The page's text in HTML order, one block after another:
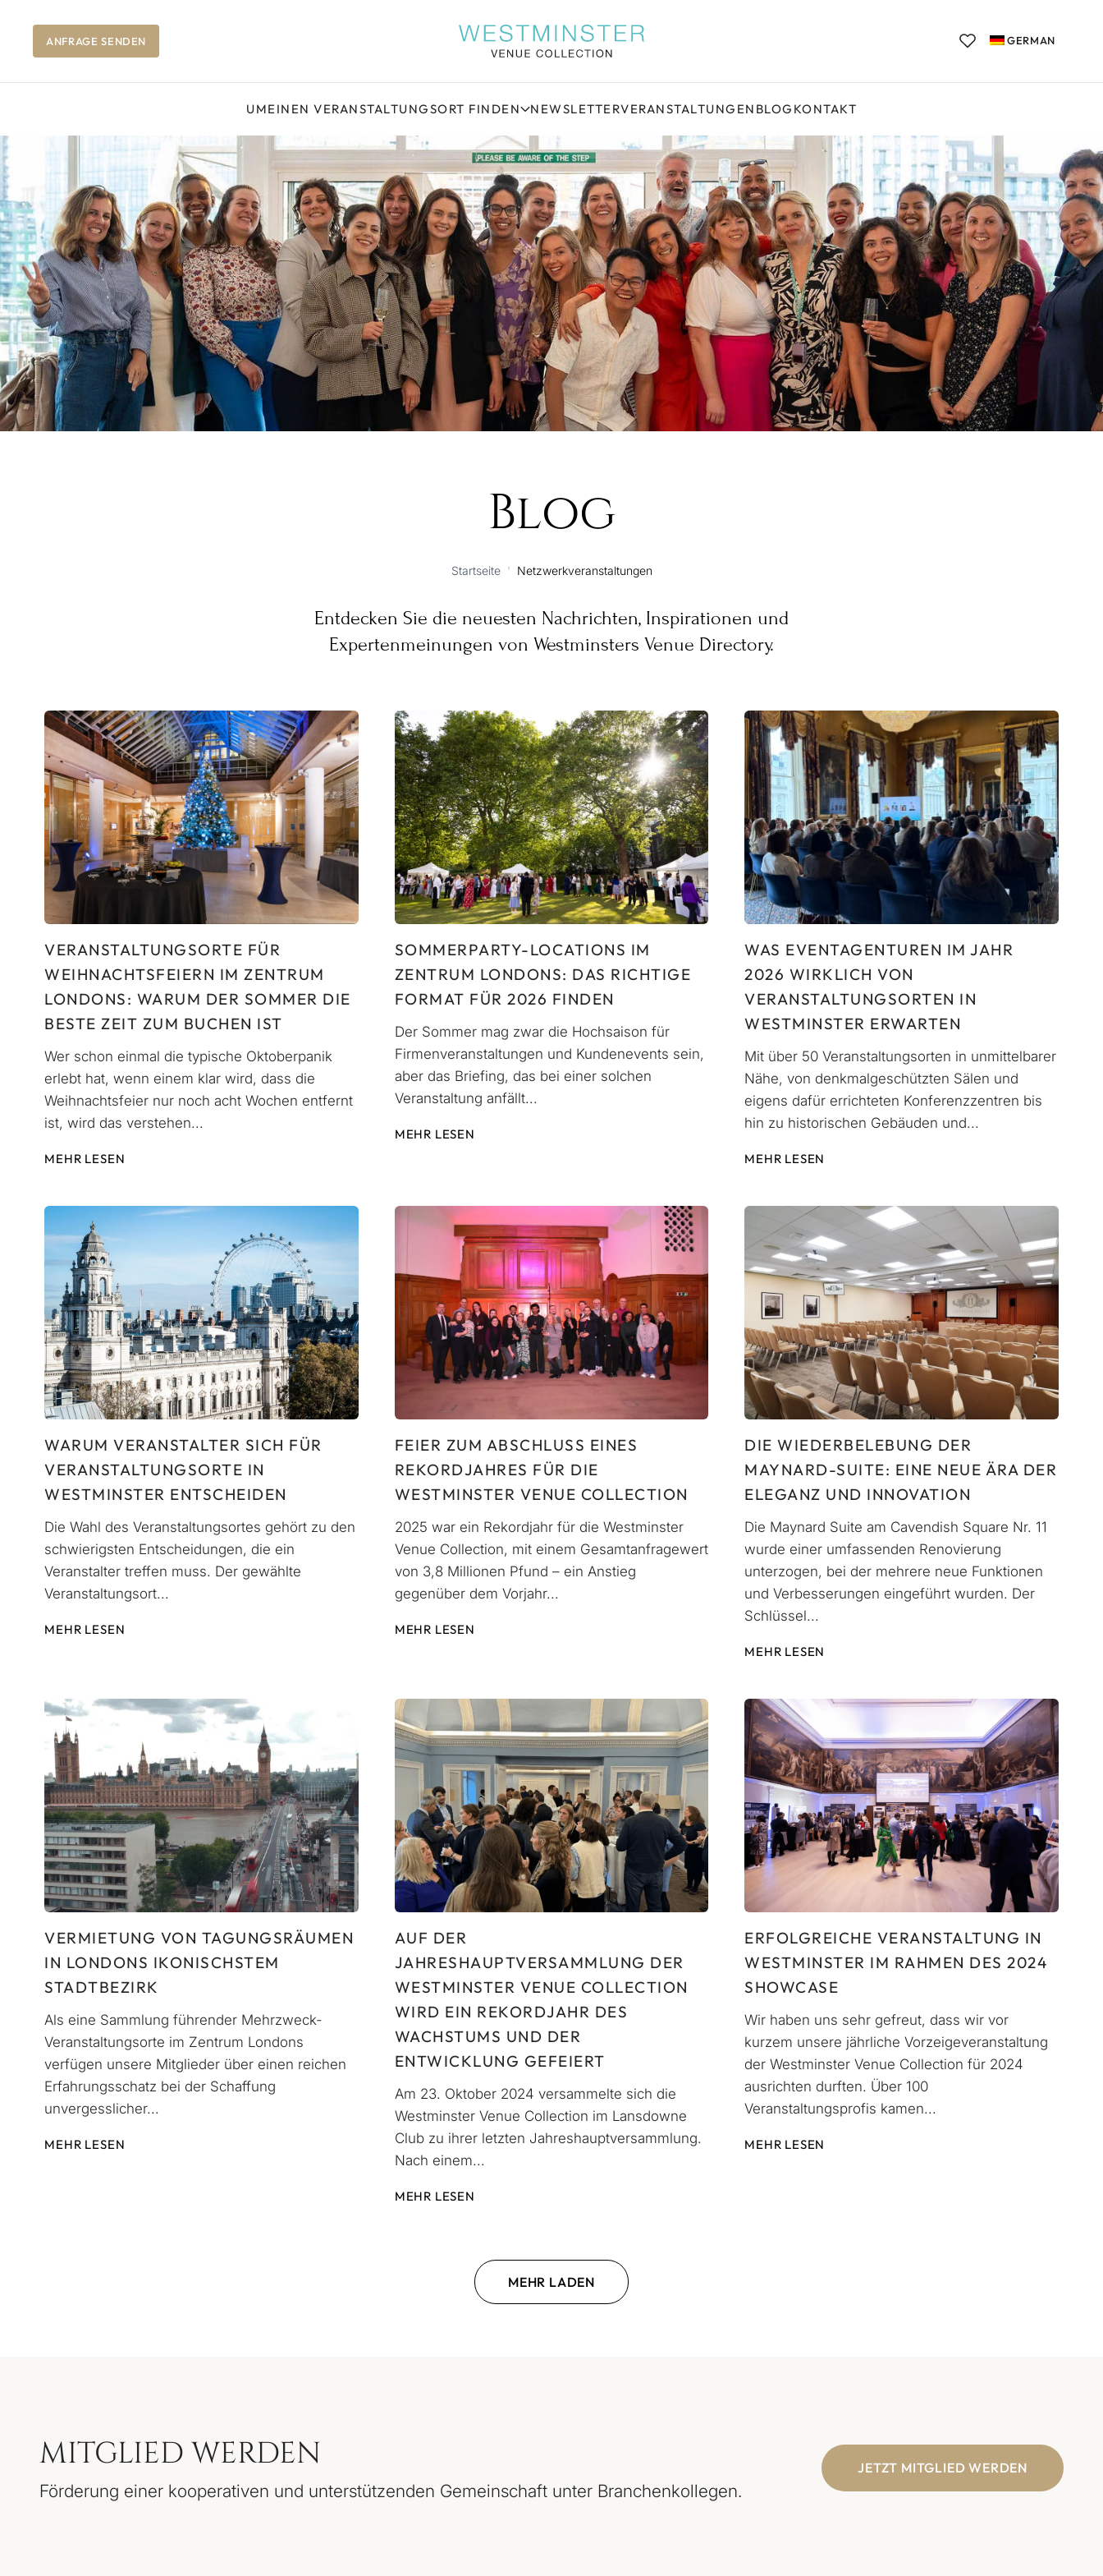
ANFRAGE SENDEN GERMAN
UMEINEN VERANSTALTUNGSORT FINDEN NEWSLETTERVERANSTALTUNGEN BLOG KONTAKT
Blog
Startseite ' Netzwerkveranstaltungen
Entdecken Sie die neuesten Nachrichten, Inspirationen und
Expertenmeinungen von Westminsters Venue Directory.
VERANSTALTUNGSORTE FÜR
WEIHNACHTSFEIERN IM ZENTRUM
LONDONS: WARUM DER SOMMER DIE
BESTE ZEIT ZUM BUCHEN IST
Wer schon einmal die typische Oktoberpanik
erlebt hat, wenn einem klar wird, dass die
Weihnachtsfeier nur noch acht Wochen entfernt
ist, wird das verstehen...
MEHR LESEN
SOMMERPARTY-LOCATIONS IM
ZENTRUM LONDONS: DAS RICHTIGE
FORMAT FÜR 2026 FINDEN
Der Sommer mag zwar die Hochsaison für
Firmenveranstaltungen und Kundenevents sein,
aber das Briefing, das bei einer solchen
Veranstaltung anfällt...
MEHR LESEN
WAS EVENTAGENTUREN IM JAHR
2026 WIRKLICH VON
VERANSTALTUNGSORTEN IN
WESTMINSTER ERWARTEN
Mit über 50 Veranstaltungsorten in unmittelbarer
Nähe, von denkmalgeschützten Sälen und
eigens dafür errichteten Konferenzzentren bis
hin zu historischen Gebäuden und...
MEHR LESEN
WARUM VERANSTALTER SICH FÜR
VERANSTALTUNGSORTE IN
WESTMINSTER ENTSCHEIDEN
Die Wahl des Veranstaltungsortes gehört zu den
schwierigsten Entscheidungen, die ein
Veranstalter treffen muss. Der gewählte
Veranstaltungsort...
MEHR LESEN
FEIER ZUM ABSCHLUSS EINES
REKORDJAHRES FÜR DIE
WESTMINSTER VENUE COLLECTION
2025 war ein Rekordjahr für die Westminster
Venue Collection, mit einem Gesamtanfragewert
von 3,8 Millionen Pfund – ein Anstieg
gegenüber dem Vorjahr...
MEHR LESEN
DIE WIEDERBELEBUNG DER
MAYNARD-SUITE: EINE NEUE ÄRA DER
ELEGANZ UND INNOVATION
Die Maynard Suite am Cavendish Square Nr. 11
wurde einer umfassenden Renovierung
unterzogen, bei der mehrere neue Funktionen
und Verbesserungen eingeführt wurden. Der
Schlüssel...
MEHR LESEN
VERMIETUNG VON TAGUNGSRÄUMEN
IN LONDONS IKONISCHSTEM
STADTBEZIRK
Als eine Sammlung führender Mehrzweck-
Veranstaltungsorte im Zentrum Londons
verfügen unsere Mitglieder über einen reichen
Erfahrungsschatz bei der Schaffung
unvergesslicher...
MEHR LESEN
AUF DER
JAHRESHAUPTVERSAMMLUNG DER
WESTMINSTER VENUE COLLECTION
WIRD EIN REKORDJAHR DES
WACHSTUMS UND DER
ENTWICKLUNG GEFEIERT
Am 23. Oktober 2024 versammelte sich die
Westminster Venue Collection im Lansdowne
Club zu ihrer letzten Jahreshauptversammlung.
Nach einem...
MEHR LESEN
ERFOLGREICHE VERANSTALTUNG IN
WESTMINSTER IM RAHMEN DES 2024
SHOWCASE
Wir haben uns sehr gefreut, dass wir vor
kurzem unsere jährliche Vorzeigeveranstaltung
der Westminster Venue Collection für 2024
ausrichten durften. Über 100
Veranstaltungsprofis kamen...
MEHR LESEN
MEHR LADEN
MITGLIED WERDEN
Förderung einer kooperativen und unterstützenden Gemeinschaft unter Branchenkollegen.
JETZT MITGLIED WERDEN